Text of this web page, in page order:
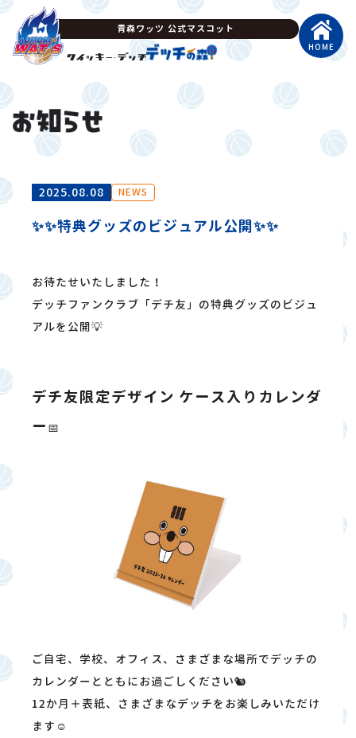
青森ワッツ 公式マスコット
HOME
2025.08.08 NEWS
✨✨特典グッズのビジュアル公開✨✨
お待たせいたしました！
デッチファンクラブ「デチ友」の特典グッズのビジュ
アルを公開💡
デチ友限定デザイン ケース入りカレンダ
ー 📅
ご自宅、学校、オフィス、さまざまな場所でデッチの
カレンダーとともにお過ごしください🐿️
12か月＋表紙、さまざまなデッチをお楽しみいただけ
ます☺️